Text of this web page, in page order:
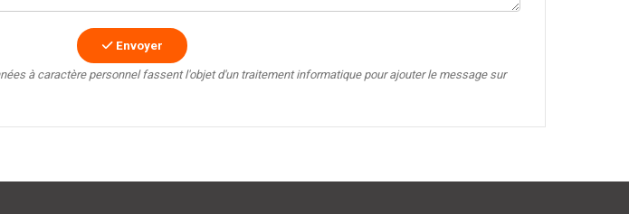
Envoyer
à caractère personnel fassent l'objet d'un traitement informatique pour ajouter le message sur